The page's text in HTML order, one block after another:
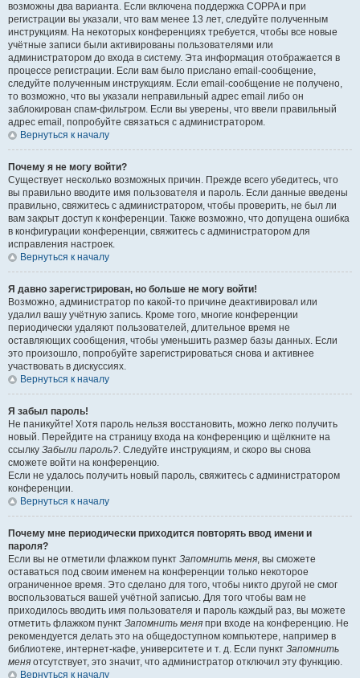
возможны два варианта. Если включена поддержка COPPA и при
регистрации вы указали, что вам менее 13 лет, следуйте полученным
инструкциям. На некоторых конференциях требуется, чтобы все новые
учётные записи были активированы пользователями или
администратором до входа в систему. Эта информация отображается в
процессе регистрации. Если вам было прислано email-сообщение,
следуйте полученным инструкциям. Если email-сообщение не получено,
то возможно, что вы указали неправильный адрес email либо он
заблокирован спам-фильтром. Если вы уверены, что ввели правильный
адрес email, попробуйте связаться с администратором.
Вернуться к началу
Почему я не могу войти?
Существует несколько возможных причин. Прежде всего убедитесь, что
вы правильно вводите имя пользователя и пароль. Если данные введены
правильно, свяжитесь с администратором, чтобы проверить, не был ли
вам закрыт доступ к конференции. Также возможно, что допущена ошибка
в конфигурации конференции, свяжитесь с администратором для
исправления настроек.
Вернуться к началу
Я давно зарегистрирован, но больше не могу войти!
Возможно, администратор по какой-то причине деактивировал или
удалил вашу учётную запись. Кроме того, многие конференции
периодически удаляют пользователей, длительное время не
оставляющих сообщения, чтобы уменьшить размер базы данных. Если
это произошло, попробуйте зарегистрироваться снова и активнее
участвовать в дискуссиях.
Вернуться к началу
Я забыл пароль!
Не паникуйте! Хотя пароль нельзя восстановить, можно легко получить
новый. Перейдите на страницу входа на конференцию и щёлкните на
ссылку Забыли пароль?. Следуйте инструкциям, и скоро вы снова
сможете войти на конференцию.
Если не удалось получить новый пароль, свяжитесь с администратором
конференции.
Вернуться к началу
Почему мне периодически приходится повторять ввод имени и
пароля?
Если вы не отметили флажком пункт Запомнить меня, вы сможете
оставаться под своим именем на конференции только некоторое
ограниченное время. Это сделано для того, чтобы никто другой не смог
воспользоваться вашей учётной записью. Для того чтобы вам не
приходилось вводить имя пользователя и пароль каждый раз, вы можете
отметить флажком пункт Запомнить меня при входе на конференцию. Не
рекомендуется делать это на общедоступном компьютере, например в
библиотеке, интернет-кафе, университете и т. д. Если пункт Запомнить
меня отсутствует, это значит, что администратор отключил эту функцию.
Вернуться к началу